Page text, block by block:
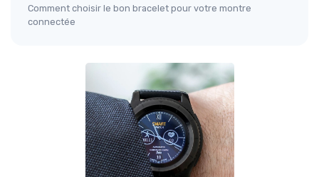
Comment choisir le bon bracelet pour votre montre
connectée